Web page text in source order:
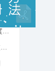
关于召开十届二次会员代表大会暨质量经验交流大会的通知